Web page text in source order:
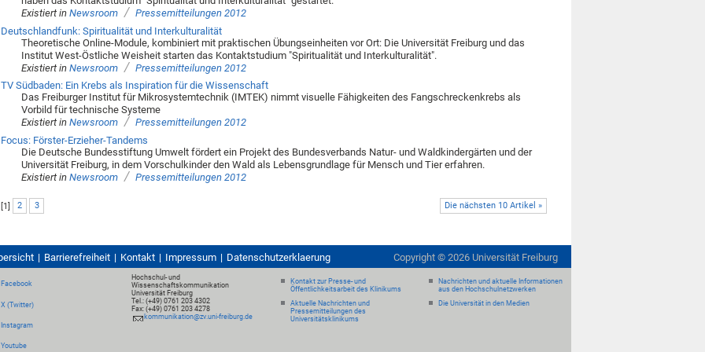
Existiert in Newsroom / Pressemitteilungen 2012
Deutschlandfunk: Spiritualität und Interkulturalität
Theoretische Online-Module, kombiniert mit praktischen Übungseinheiten vor Ort: Die Universität Freiburg und das
Institut West-Östliche Weisheit starten das Kontaktstudium "Spiritualität und Interkulturalität".
Existiert in Newsroom / Pressemitteilungen 2012
TV Südbaden: Ein Krebs als Inspiration für die Wissenschaft
Das Freiburger Institut für Mikrosystemtechnik (IMTEK) nimmt visuelle Fähigkeiten des Fangschreckenkrebs als
Vorbild für technische Systeme
Existiert in Newsroom / Pressemitteilungen 2012
Focus: Förster-Erzieher-Tandems
Die Deutsche Bundesstiftung Umwelt fördert ein Projekt des Bundesverbands Natur- und Waldkindergärten und der
Universität Freiburg, in dem Vorschulkinder den Wald als Lebensgrundlage für Mensch und Tier erfahren.
Existiert in Newsroom / Pressemitteilungen 2012
Die nächsten 10 Artikel »
[1] 2 3
Barrierefreiheit Kontakt Impressum Datenschutzerklaerung Copyright © 2026 Universität Freiburg
Facebook
X (Twitter)
Instagram
Youtube
Hochschul- und
Wissenschaftskommunikation
Universität Freiburg
Tel.: (+49) 0761 203 4302
Fax: (+49) 0761 203 4278
kommunikation@zv.uni-freiburg.de
Kontakt zur Presse- und
Öffentlichkeitsarbeit des Klinikums
Aktuelle Nachrichten und
Pressemitteilungen des
Universitätsklinikums
Nachrichten und aktuelle Informationen
aus den Hochschulnetzwerken
Die Universität in den Medien